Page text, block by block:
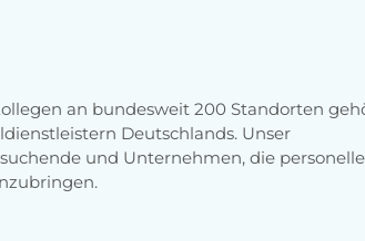
an bundesweit 200 Standorten
Deutschlands. Unser
und Unternehmen, die personelle